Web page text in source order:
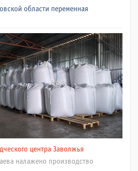
области переменная
центра Заволжья
налажено производство